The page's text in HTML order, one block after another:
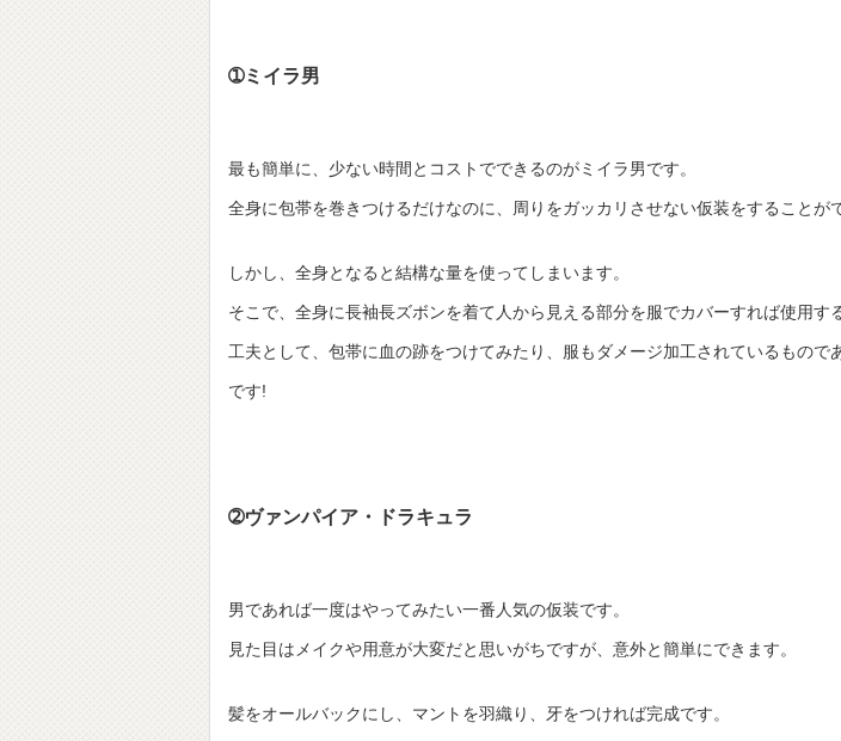
➀ミイラ男
最も簡単に、少ない時間とコストでできるのがミイラ男です。
全身に包帯を巻きつけるだけなのに、周りをガッカリさせない仮装をすることが
しかし、全身となると結構な量を使ってしまいます。
そこで、全身に長袖長ズボンを着て人から見える部分を服でカバーすれば使用す
工夫として、包帯に血の跡をつけてみたり、服もダメージ加工されているもので
です!
➁ヴァンパイア・ドラキュラ
男であれば一度はやってみたい一番人気の仮装です。
見た目はメイクや用意が大変だと思いがちですが、意外と簡単にできます。
髪をオールバックにし、マントを羽織り、牙をつければ完成です。